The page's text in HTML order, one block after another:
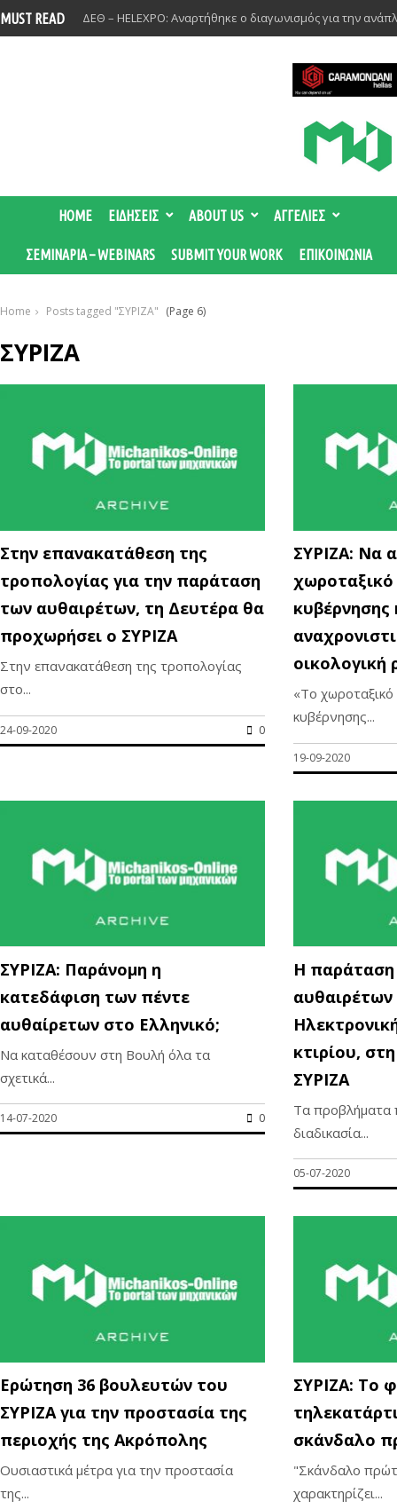
MUST READ ΔΕΘ – HELEXPO: Αναρτήθηκε ο διαγωνισμός για την
HOME ΕΙΔΗΣΕΙΣ ABOUT US ΑΓΓΕΛΙΕΣ
ΣΕΜΙΝΑΡΙΑ – WEBINARS SUBMIT YOUR WORK ΕΠΙΚΟΙΝΩΝΙΑ
Home Posts tagged "ΣΥΡΙΖΑ" (Page 6)
ΣΥΡΙΖΑ
Στην επανακατάθεση της
τροπολογίας για την παράταση
των αυθαιρέτων, τη Δευτέρα θα
προχωρήσει ο ΣΥΡΙΖΑ
Στην επανακατάθεση της τροπολογίας
στο...
24-09-2020 0
ΣΥΡΙΖΑ: Να
οικολογική
«Το
κυβέρνησης...
19-09-2020
ΣΥΡΙΖΑ: Παράνομη η
κατεδάφιση των πέντε
αυθαίρετων στο Ελληνικό;
Να καταθέσουν στη Βουλή όλα τα
σχετικά...
14-07-2020 0
Η
κτιρίου,
ΣΥΡΙΖΑ
Τα προβλήματα
διαδικασία...
05-07-2020
Ερώτηση 36 βουλευτών του
ΣΥΡΙΖΑ για την προστασία της
περιοχής της Ακρόπολης
Ουσιαστικά μέτρα για την προστασία
της...
ΣΥΡΙΖΑ: Το
σκάνδαλο
"Σκάνδαλο
χαρακτηρίζει...